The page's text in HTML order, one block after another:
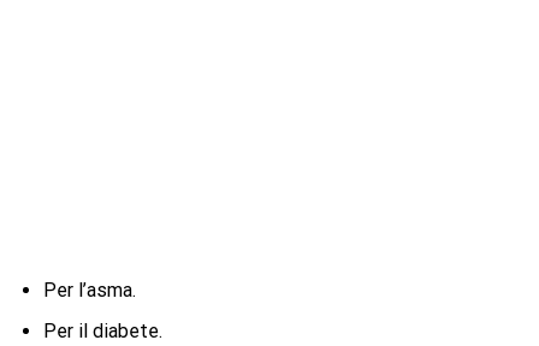
Per l’asma.
Per il diabete.